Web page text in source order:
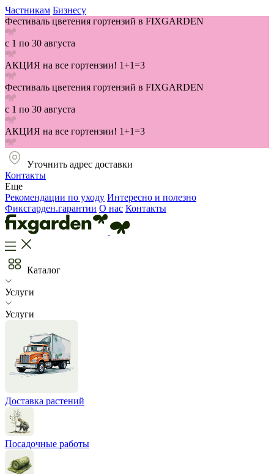
Частникам Бизнесу
Фестиваль цветения гортензий в FIXGARDEN
с 1 по 30 августа
АКЦИЯ на все гортензии! 1+1=3
Фестиваль цветения гортензий в FIXGARDEN
с 1 по 30 августа
АКЦИЯ на все гортензии! 1+1=3
Уточнить адрес доставки
Контакты
Еще
Рекомендации по уходу Интересно и полезно
Фиксгарден.гарантии О нас Контакты
Каталог
Услуги
Услуги
Доставка растений
Посадочные работы